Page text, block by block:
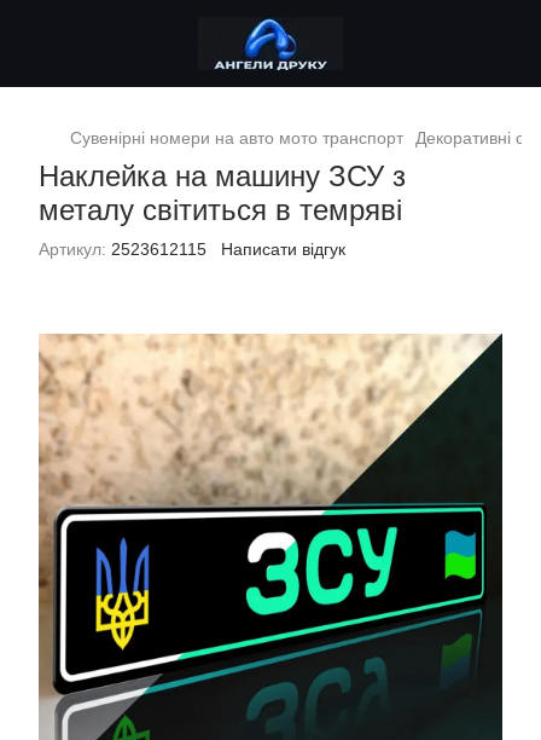
Сувенірні номери на авто мото транспорт Декоративні
Наклейка на машину ЗСУ з
металу світиться в темряві
Артикул: 2523612115 Написати відгук